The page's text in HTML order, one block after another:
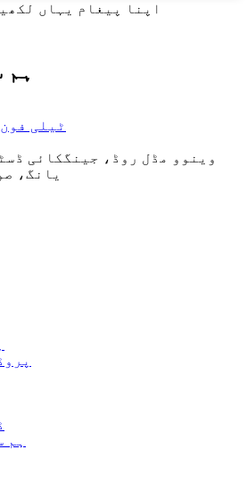
اپنا پیغام یہاں
ٹیلی فون: +86-816-
یانگ،
ہم